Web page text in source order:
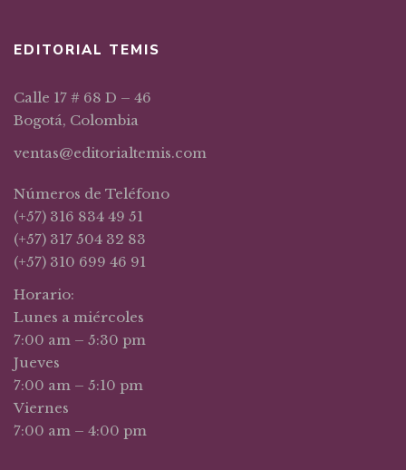
EDITORIAL TEMIS
Calle 17 # 68 D – 46
Bogotá, Colombia
ventas@editorialtemis.com
Números de Teléfono
(+57) 316 834 49 51
(+57) 317 504 32 83
(+57) 310 699 46 91
Horario:
Lunes a miércoles
7:00 am – 5:30 pm
Jueves
7:00 am – 5:10 pm
Viernes
7:00 am – 4:00 pm